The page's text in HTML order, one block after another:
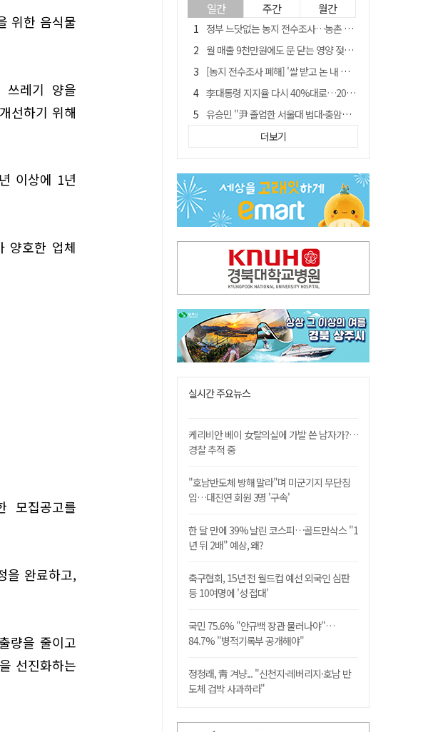
위한 음식물
쓰레기 양을
선하기 위해
이상에 1년
양호한 업체
모집공고를
을 완료하고,
량을 줄이고
선진화하는
일간 주간 월간
정부 느닷없는 농지 전수조사…농촌 들쑤시는 '경자유전'의 칼날
월 매출 9천만원에도 문 닫는 영양 젖소농장… "일할 사람이 없어"
[농지 전수조사 폐해] '쌀 받고 논 내 준' 도지농 이제 어쩌나?
李대통령 지지율 다시 40%대로…20대는 18.8%p 급락
유승민 "尹 졸업한 서울대 법대·충암고도 없애야"…李 육사 통합 직격
[농지 전수조사 폐해] 농지값도 흔들리나…"도지 막히면 헐값 매물 나올 수도"
국민 51.9% "李 대통령 재판 재개 필요하다"
경북 영천시, 9월부터 11월까지 반값 여행 혜택 제공
아쉬운 태클
더보기
실시간 주요뉴스
케리비안 베이 女탈의실에 가발 쓴 남자가?…
경찰 추적 중
"호남반도체 방해 말라"며 미군기지 무단침
입…대진연 회원 3명 '구속'
한 달 만에 39% 날린 코스피…골드만삭스 "1
년 뒤 2배" 예상, 왜?
축구협회, 15년 전 월드컵 예선 외국인 심판
등 10여명에 '성 접대'
국민 75.6% "안규백 장관 물러나야"…
84.7% "병적기록부 공개해야"
정청래, 靑 겨냥... "신천지·레버리지·호남 반
도체 겁박 사과하라"